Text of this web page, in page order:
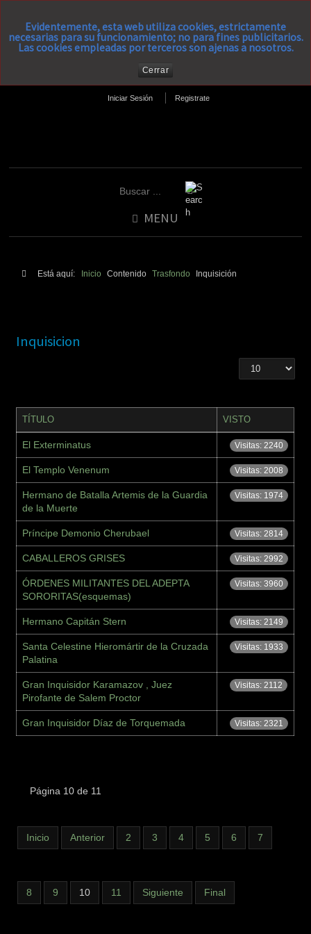
Evidentemente, esta web utiliza cookies, estrictamente
necesarias para su funcionamiento; no para fines publicitarios.
Las cookies empleadas por terceros son ajenas a nosotros.
Cerrar
Iniciar Sesión Registrate
MENU
Está aquí: Inicio Contenido Trasfondo Inquisición
Inquisicion
TÍTULO VISTO
El Exterminatus Visitas: 2240
El Templo Venenum Visitas: 2008
Hermano de Batalla Artemis de la Guardia
de la Muerte
Visitas: 1974
Príncipe Demonio Cherubael Visitas: 2814
CABALLEROS GRISES Visitas: 2992
ÓRDENES MILITANTES DEL ADEPTA
SORORITAS(esquemas)
Visitas: 3960
Hermano Capitán Stern Visitas: 2149
Santa Celestine Hieromártir de la Cruzada
Palatina
Visitas: 1933
Gran Inquisidor Karamazov , Juez
Pirofante de Salem Proctor
Visitas: 2112
Gran Inquisidor Díaz de Torquemada Visitas: 2321
Página 10 de 11
Inicio Anterior 2 3 4 5 6 7
8 9 10 11 Siguiente Final